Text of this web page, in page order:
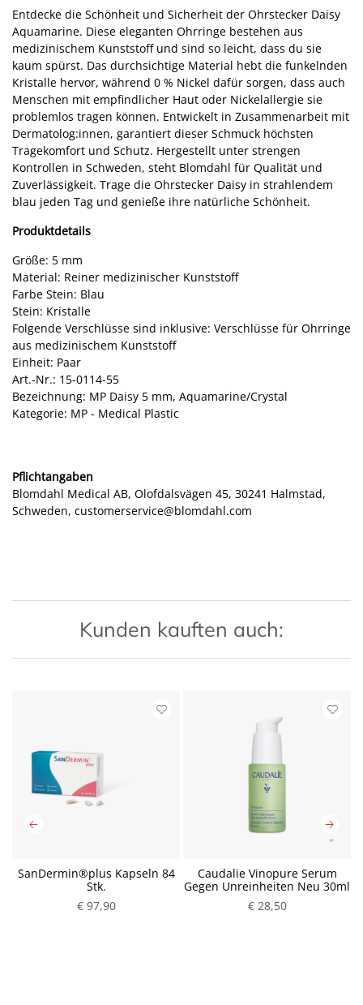
Entdecke die Schönheit und Sicherheit der Ohrstecker Daisy
Aquamarine. Diese eleganten Ohrringe bestehen aus
medizinischem Kunststoff und sind so leicht, dass du sie
kaum spürst. Das durchsichtige Material hebt die funkelnden
Kristalle hervor, während 0 % Nickel dafür sorgen, dass auch
Menschen mit empfindlicher Haut oder Nickelallergie sie
problemlos tragen können. Entwickelt in Zusammenarbeit mit
Dermatolog:innen, garantiert dieser Schmuck höchsten
Tragekomfort und Schutz. Hergestellt unter strengen
Kontrollen in Schweden, steht Blomdahl für Qualität und
Zuverlässigkeit. Trage die Ohrstecker Daisy in strahlendem
blau jeden Tag und genieße ihre natürliche Schönheit.
Produktdetails
Größe: 5 mm
Material: Reiner medizinischer Kunststoff
Farbe Stein: Blau
Stein: Kristalle
Folgende Verschlüsse sind inklusive: Verschlüsse für Ohrringe
aus medizinischem Kunststoff
Einheit: Paar
Art.-Nr.: 15-0114-55
Bezeichnung: MP Daisy 5 mm, Aquamarine/Crystal
Kategorie: MP - Medical Plastic
Pflichtangaben
Blomdahl Medical AB, Olofdalsvägen 45, 30241 Halmstad,
Schweden, customerservice@blomdahl.com
Kunden kauften auch:
SanDermin®plus Kapseln 84
Stk.
€ 97,90
Caudalie Vinopure Serum
Gegen Unreinheiten Neu 30ml
€ 28,50